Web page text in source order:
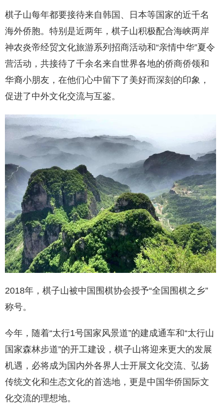
棋子山每年都要接待来自韩国、日本等国家的近千名
海外侨胞。特别是近两年，棋子山积极配合海峡两岸
神农炎帝经贸文化旅游系列招商活动和“亲情中华”夏令
营活动，共接待了千余名来自世界各地的侨商侨领和
华裔小朋友，在他们心中留下了美好而深刻的印象，
促进了中外文化交流与互鉴。
2018年，棋子山被中国围棋协会授予“全国围棋之乡”
称号。
今年，随着“太行1号国家风景道”的建成通车和“太行山
国家森林步道”的开工建设，棋子山将迎来更大的发展
机遇，必将成为国内外各界人士开展文化交流、弘扬
传统文化和生态文化的首选地，更是中国华侨国际文
化交流的理想地。